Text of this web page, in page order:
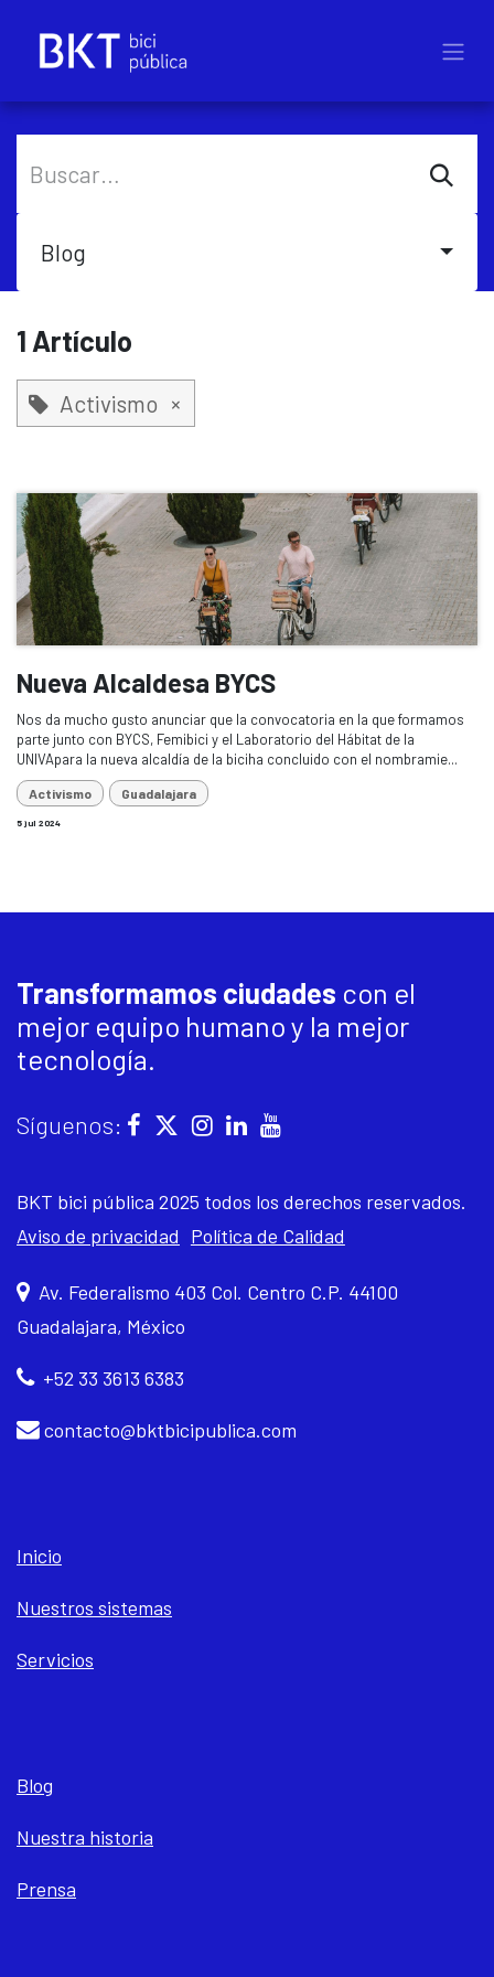
Blog
1 Artículo
Activismo ×
Nueva Alcaldesa BYCS
Nos da mucho gusto anunciar que la convocatoria en la que formamos
parte junto con BYCS, Femibici y el Laboratorio del Hábitat de la
UNIVApara la nueva alcaldía de la biciha concluido con el nombramie...
Activismo Guadalajara
5 jul 2024
Transformamos ciudades con el
mejor equipo humano y la mejor
tecnología.
Síguenos:
BKT bici pública 2025 todos los derechos reservados.
Aviso de privacidad Política de Calidad
Av. Federalismo 403 Col. Centro C.P. 44100
Guadalajara, México
+52 33 3613 6383
contacto@bktbicipublica.com
Inicio
Nuestros sistemas
Servicios
Blog
Nuestra historia
Prensa